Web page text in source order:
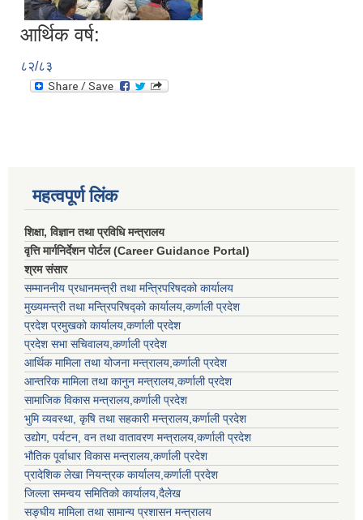
आर्थिक वर्ष:
८२/८३
महत्वपूर्ण लिंक
शिक्षा, विज्ञान तथा प्रविधि मन्त्रालय
वृत्ति मार्गनिर्देशन पोर्टल (Career Guidance Portal)
श्रम संसार
सम्माननीय प्रधानमन्त्री तथा मन्त्रिपरिषद‌को कार्यालय
मुख्यमन्त्री तथा मन्त्रिपरिषद्को कार्यालय,कर्णाली प्रदेश
प्रदेश प्रमुखको कार्यालय,कर्णाली प्रदेश
प्रदेश सभा सचिवालय,कर्णाली प्रदेश
आर्थिक मामिला तथा योजना मन्त्रालय,कर्णाली प्रदेश
आन्तरिक मामिला तथा कानुन मन्त्रालय,कर्णाली प्रदेश
सामाजिक विकास मन्त्रालय,कर्णाली प्रदेश
भुमि व्यवस्था, कृषि तथा सहकारी मन्त्रालय,कर्णाली प्रदेश
उद्योग, पर्यटन, वन तथा वातावरण मन्त्रालय,कर्णाली प्रदेश
भौतिक पूर्वाधार विकास मन्त्रालय,कर्णाली प्रदेश
प्रादेशिक लेखा नियन्त्रक कार्यालय,कर्णाली प्रदेश
जिल्ला समन्वय समितिको कार्यालय,दैलेख
सङ्घीय मामिला तथा सामान्य प्रशासन मन्त्रालय